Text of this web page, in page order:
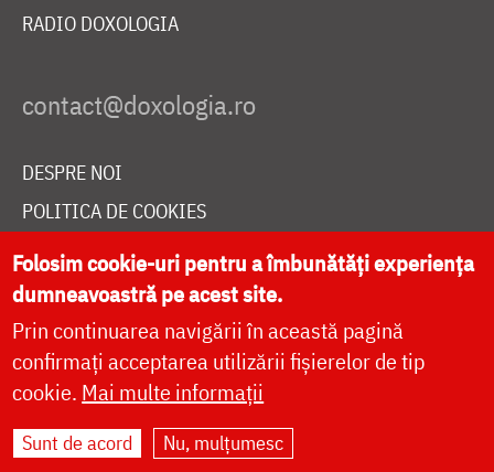
RADIO DOXOLOGIA
DESPRE NOI
POLITICA DE COOKIES
DONEAZĂ ONLINE PENTRU CATEDRALA NAȚIONALĂ
LIVE
Site dezvoltat deDOXOLOGIA MEDIA
Folosim cookie-uri pentru a îmbunătăți experiența
dumneavoastră pe acest site.
Prin continuarea navigării în această pagină
confirmați acceptarea utilizării fișierelor de tip
cookie. Mai multe informații
Sunt de acord Nu, mulțumesc